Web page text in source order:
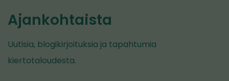
Ajankohtaista
Uutisia, blogikirjoituksia ja tapahtumia
kiertotaloudesta.